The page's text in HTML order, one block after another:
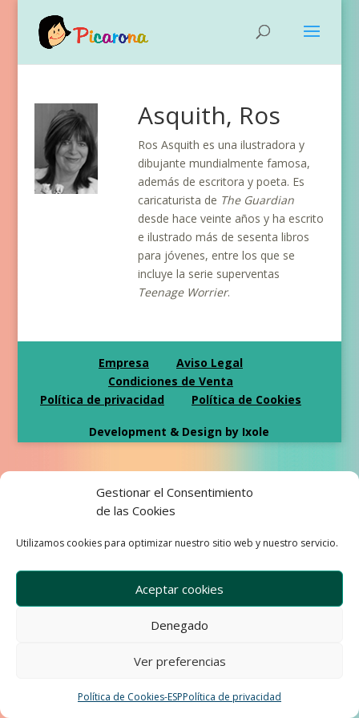
Gestionar el Consentimiento
de las Cookies
Utilizamos cookies para optimizar nuestro sitio web y nuestro servicio.
Aceptar cookies
Denegado
Ver preferencias
Política de Cookies-ESPPolítica de privacidad
Asquith, Ros
Ros Asquith es una ilustradora y
dibujante mundialmente famosa,
además de escritora y poeta. Es
caricaturista de The Guardian
desde hace veinte años y ha escrito
e ilustrado más de sesenta libros
para jóvenes, entre los que se
incluye la serie superventas
Teenage Worrier.
Empresa
Aviso Legal
Condiciones de Venta
Política de privacidad
Política de Cookies
Development & Design by Ixole